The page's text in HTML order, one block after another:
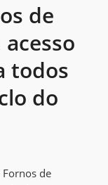
de
todos
do
de